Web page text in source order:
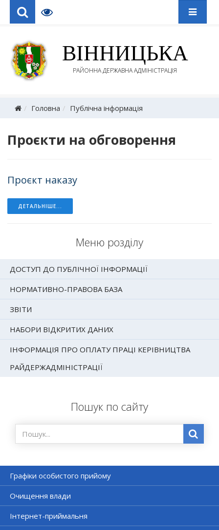
ВІННИЦЬКА
РАЙОННА ДЕРЖАВНА АДМІНІСТРАЦІЯ
Головна Публічна інформація
Меню розділу
ДОСТУП ДО ПУБЛІЧНОЇ ІНФОРМАЦІЇ
НОРМАТИВНО-ПРАВОВА БАЗА
ЗВІТИ
НАБОРИ ВІДКРИТИХ ДАНИХ
ІНФОРМАЦІЯ ПРО ОПЛАТУ ПРАЦІ КЕРІВНИЦТВА
РАЙДЕРЖАДМІНІСТРАЦІЇ
Пошук по сайту
Графіки особистого прийому
Очищення влади
Інтернет-приймальня
Проєкти на обговорення
Проєкт наказу
ДЕТАЛЬНІШЕ...